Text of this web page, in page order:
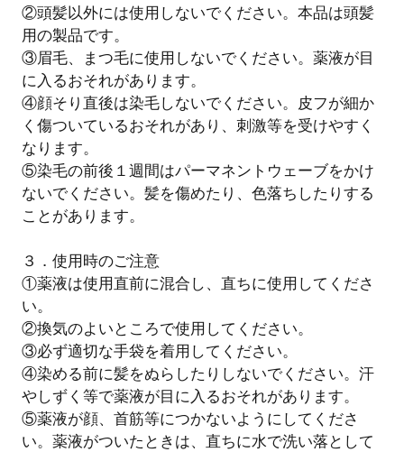
②頭髪以外には使用しないでください。本品は頭髪
用の製品です。
③眉毛、まつ毛に使用しないでください。薬液が目
に入るおそれがあります。
④顔そり直後は染毛しないでください。皮フが細か
く傷ついているおそれがあり、刺激等を受けやすく
なります。
⑤染毛の前後１週間はパーマネントウェーブをかけ
ないでください。髪を傷めたり、色落ちしたりする
ことがあります。
３．使用時のご注意
①薬液は使用直前に混合し、直ちに使用してくださ
い。
②換気のよいところで使用してください。
③必ず適切な手袋を着用してください。
④染める前に髪をぬらしたりしないでください。汗
やしずく等で薬液が目に入るおそれがあります。
⑤薬液が顔、首筋等につかないようにしてくださ
い。薬液がついたときは、直ちに水で洗い落として